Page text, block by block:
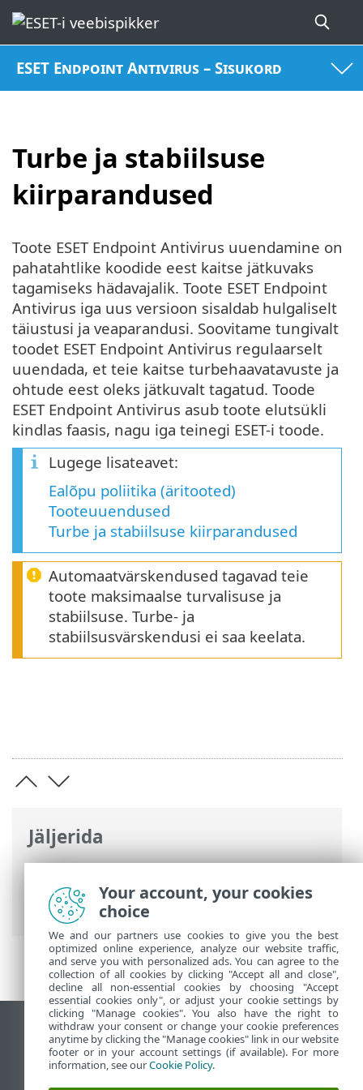
ESET Endpoint Antivirus – Sisukord
Turbe ja stabiilsuse
kiirparandused
Jäljerida
ESET-i veebispikker>ESET Endpoint
Antivirus
>Paigaldamine/täiendamine>
Turbe ja stabiilsuse kiirparandused
Toote ESET Endpoint Antivirus uuendamine on
pahatahtlike koodide eest kaitse jätkuvaks
tagamiseks hädavajalik. Toote ESET Endpoint
Antivirus iga uus versioon sisaldab hulgaliselt
täiustusi ja veaparandusi. Soovitame tungivalt
toodet ESET Endpoint Antivirus regulaarselt
uuendada, et teie kaitse turbehaavatavuste ja
ohtude eest oleks jätkuvalt tagatud. Toode
ESET Endpoint Antivirus asub toote elutsükli
kindlas faasis, nagu iga teinegi ESET-i toode.
Lugege lisateavet:
Ealõpu poliitika (äritooted)
Tooteuuendused
Turbe ja stabiilsuse kiirparandused
Automaatvärskendused tagavad teie
toote maksimaalse turvalisuse ja
stabiilsuse. Turbe- ja
stabiilsusvärskendusi ei saa keelata.
Vaata tavaarvutile mõeldud veebilehte
End of Life
ESET-i teabebaas
Your account, your cookies
choice
We and our partners use cookies to give you the best
optimized online experience, analyze our website traffic,
and serve you with personalized ads. You can agree to the
collection of all cookies by clicking "Accept all and close",
decline all non-essential cookies by choosing "Accept
essential cookies only", or adjust your cookie settings by
clicking "Manage cookies". You also have the right to
withdraw your consent or change your cookie preferences
anytime by clicking the "Manage cookies" link in our website
footer or in your account settings (if available). For more
information, see ourCookie Policy.